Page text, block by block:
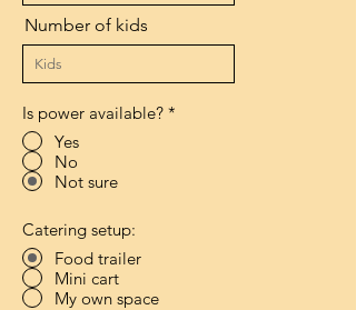
Number of kids
Is power available? *
Yes
No
Not sure
Catering setup:
Food trailer
Mini cart
My own space